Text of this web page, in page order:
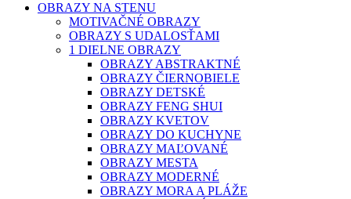
OBRAZY NA STENU
MOTIVAČNÉ OBRAZY
OBRAZY S UDALOSŤAMI
1 DIELNE OBRAZY
OBRAZY ABSTRAKTNÉ
OBRAZY ČIERNOBIELE
OBRAZY DETSKÉ
OBRAZY FENG SHUI
OBRAZY KVETOV
OBRAZY DO KUCHYNE
OBRAZY MAĽOVANÉ
OBRAZY MESTA
OBRAZY MODERNÉ
OBRAZY MORA A PLÁŽE